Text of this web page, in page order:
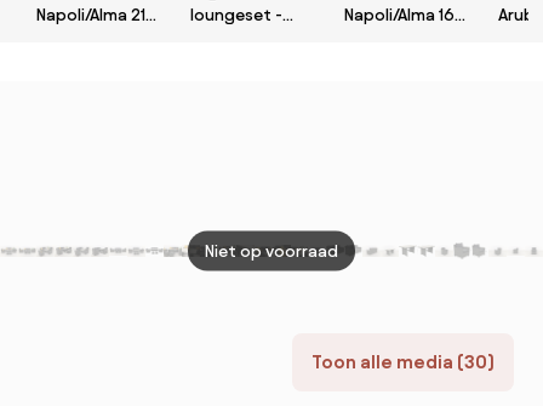
Napoli/Alma 210
loungeset -
Napoli/Alma 160
Toon alle media (30)
Niet op voorraad